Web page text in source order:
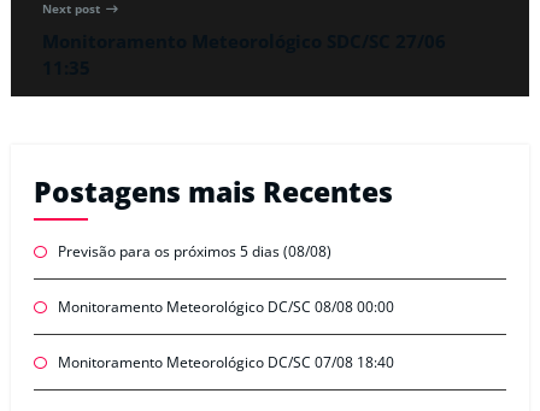
Next post
Postagens mais Recentes
Previsão para os próximos 5 dias (08/08)
Monitoramento Meteorológico DC/SC 08/08 00:00
Monitoramento Meteorológico DC/SC 07/08 18:40